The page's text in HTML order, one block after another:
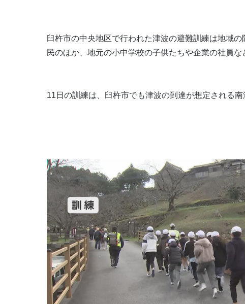
臼杵市の中央地区で行われた津波の避難訓練は地域
民のほか、地元の小中学校の子供たちや企業の社員な
11日の訓練は、臼杵市でも津波の到達が想定される